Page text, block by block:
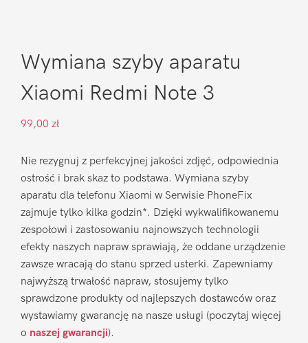
Wymiana szyby aparatu
Xiaomi Redmi Note 3
99,00 zł
Nie rezygnuj z perfekcyjnej jakości zdjęć, odpowiednia
ostrość i brak skaz to podstawa. Wymiana szyby
aparatu dla telefonu Xiaomi w Serwisie PhoneFix
zajmuje tylko kilka godzin*. Dzięki wykwalifikowanemu
zespołowi i zastosowaniu najnowszych technologii
efekty naszych napraw sprawiają, że oddane urządzenie
zawsze wracają do stanu sprzed usterki. Zapewniamy
najwyższą trwałość napraw, stosujemy tylko
sprawdzone produkty od najlepszych dostawców oraz
wystawiamy gwarancję na nasze usługi (poczytaj więcej
o naszej gwarancji).